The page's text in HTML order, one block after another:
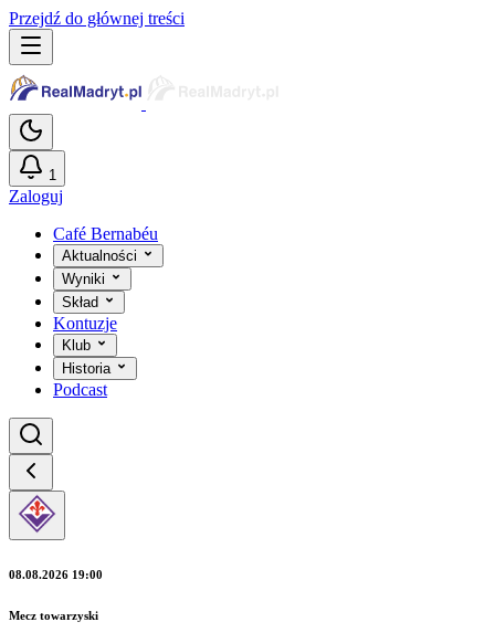
Przejdź do głównej treści
1
Zaloguj
Café Bernabéu
Aktualności
Wyniki
Skład
Kontuzje
Klub
Historia
Podcast
08.08.2026 19:00
Mecz towarzyski